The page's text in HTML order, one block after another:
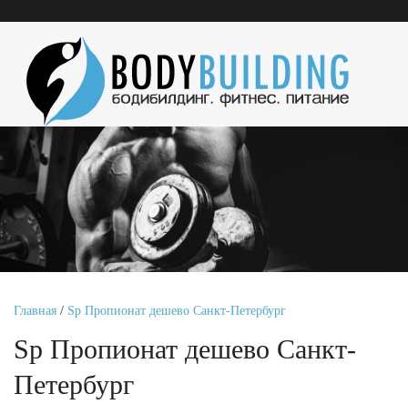
Главная / Sp Пропионат дешево Санкт-Петербург
Sp Пропионат дешево Санкт-
Петербург